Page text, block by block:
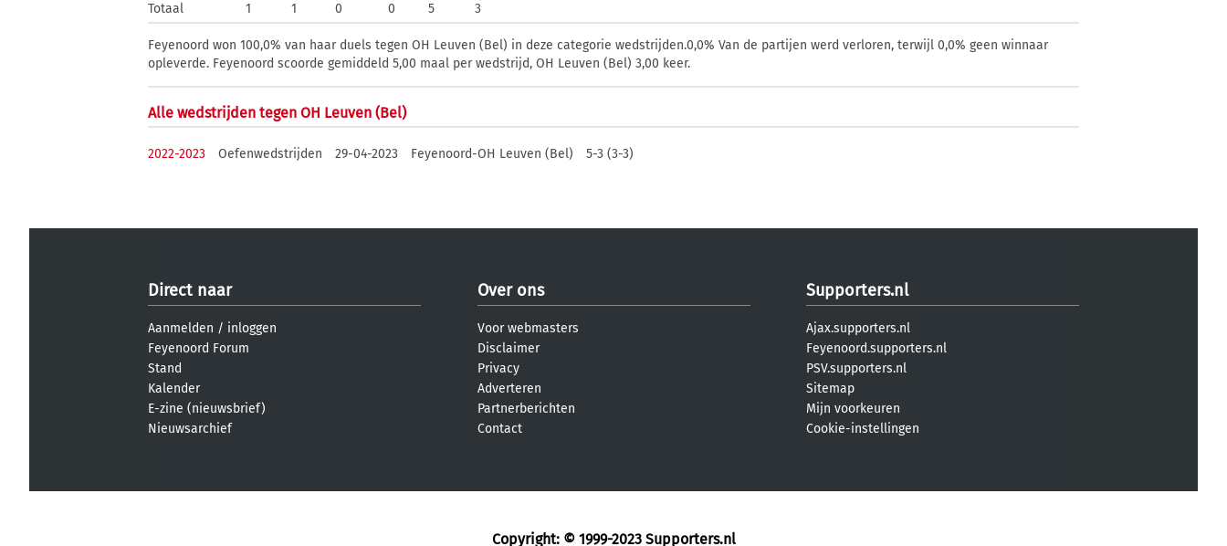
Totaal
1 1 0 0 5 3
Feyenoord won 100,0% van haar duels tegen OH Leuven (Bel) in deze categorie wedstrijden.0,0% Van de partijen werd verloren, terwijl 0,0% geen winnaar
opleverde. Feyenoord scoorde gemiddeld 5,00 maal per wedstrijd, OH Leuven (Bel) 3,00 keer.
Alle wedstrijden tegen OH Leuven (Bel)
2022-2023 Oefenwedstrijden 29-04-2023 Feyenoord-OH Leuven (Bel) 5-3 (3-3)
Direct naar
Aanmelden / inloggen
Feyenoord Forum
Stand
Kalender
E-zine (nieuwsbrief)
Nieuwsarchief
Over ons
Voor webmasters
Disclaimer
Privacy
Adverteren
Partnerberichten
Contact
Supporters.nl
Ajax.supporters.nl
Feyenoord.supporters.nl
PSV.supporters.nl
Sitemap
Mijn voorkeuren
Cookie-instellingen
Copyright: © 1999-2023 Supporters.nl